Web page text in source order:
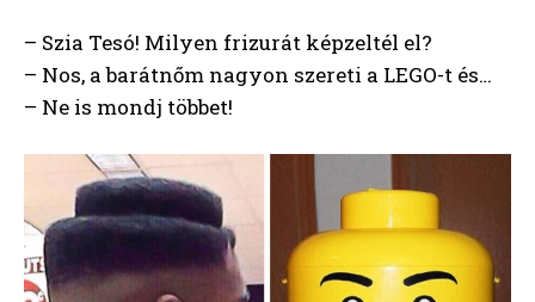
– Szia Tesó! Milyen frizurát képzeltél el?
– Nos, a barátnőm nagyon szereti a LEGO-t és…
– Ne is mondj többet!